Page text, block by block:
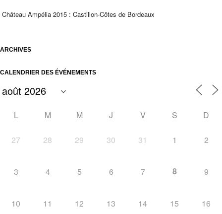
Château Ampélia 2015 : Castillon-Côtes de Bordeaux
ARCHIVES
CALENDRIER DES ÉVÉNEMENTS
L M M J V S D
27 28 29 30 31 1 2
3 4 5 6 7 8 9
10 11 12 13 14 15 16